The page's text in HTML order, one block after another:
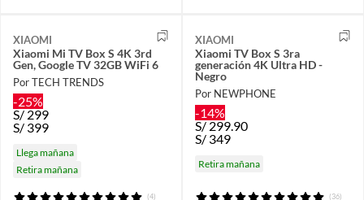
XIAOMI
Xiaomi Mi TV Box S 4K 3rd
Gen, Google TV 32GB WiFi 6
Por TECH TRENDS
-25%
S/ 299
S/ 399
Llega mañana
Retira mañana
(4)
XIAOMI
Xiaomi TV Box S 3ra
generación 4K Ultra HD -
Negro
Por NEWPHONE
-14%
S/ 299.90
S/ 349
Retira mañana
(36)